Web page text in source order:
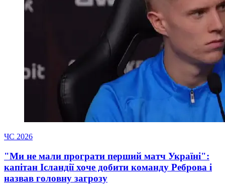
ЧС 2026
"Ми не мали програти перший матч Україні":
капітан Ісландії хоче добити команду Реброва і
назвав головну загрозу